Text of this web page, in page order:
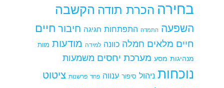
בחירה הכרת תודה הקשבה
השפעה התמדה התפתחות חגיגה חיבור חיים
חיים מלאים חמלה כוונה למידה מודעות מוות
מנהיגות מסע מערכת יחסים משמעות
נוכחות ניהול סיפור ענווה פחד פרשנות ציטוט